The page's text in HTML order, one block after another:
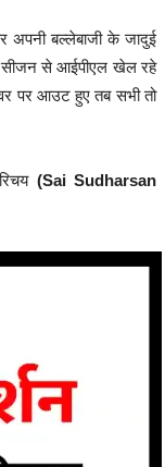
बल्लेबाजी के जादुई
सीजन से आईपीएल खेल रहे
पर आउट हुए तब सभी तो
(Sai Sudharsan